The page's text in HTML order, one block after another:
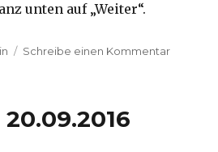
unten auf „Weiter“.
Schreibe einen Kommentarzu